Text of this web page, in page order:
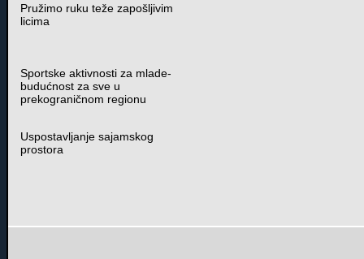
Pružimo ruku teže zapošljivim
licima
Sportske aktivnosti za mlade-
budućnost za sve u
prekograničnom regionu
Uspostavljanje sajamskog
prostora